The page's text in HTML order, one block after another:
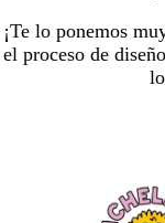
¡Te lo ponemos
el proceso de